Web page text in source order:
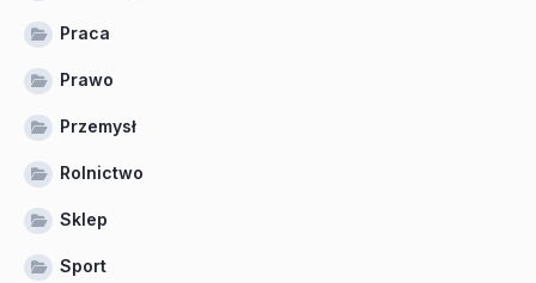
Praca
Prawo
Przemysł
Rolnictwo
Sklep
Sport